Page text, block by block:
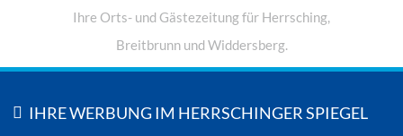
Ihre Orts- und Gästezeitung für Herrsching,
Breitbrunn und Widdersberg.
IHRE WERBUNG IM HERRSCHINGER SPIEGEL